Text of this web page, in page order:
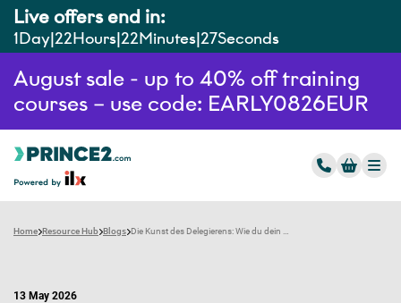
Live offers end in:
1Day 22Hours 22Minutes 26Seconds
August sale - up to 40% off training
courses – use code: EARLY0826EUR
Home Resource Hub Blogs
13 May 2026